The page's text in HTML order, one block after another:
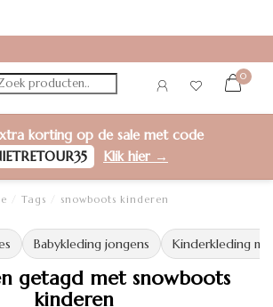
0
kortingop de sale met code
Klik hier →
Tags snowboots kinderen
Babykleding jongens Kinderkleding
getagd met snowboots
kinderen